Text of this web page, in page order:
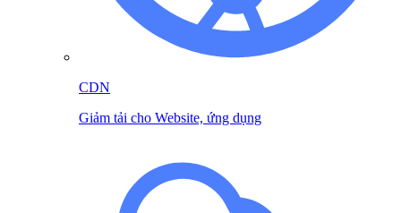
CDN
Giảm tải cho Website, ứng dụng